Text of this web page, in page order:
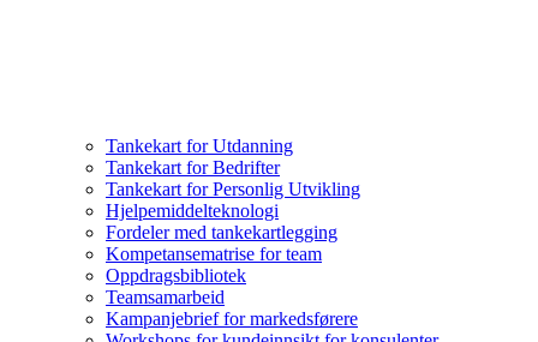
Tankekart for Utdanning
Tankekart for Bedrifter
Tankekart for Personlig Utvikling
Hjelpemiddelteknologi
Fordeler med tankekartlegging
Kompetansematrise for team
Oppdragsbibliotek
Teamsamarbeid
Kampanjebrief for markedsførere